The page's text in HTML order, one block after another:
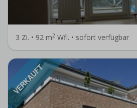
3 Zi. • 92 m2 Wfl. • sofort verfügbar
VERKAUFT